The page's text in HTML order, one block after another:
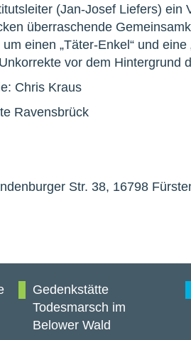
(Jan-Josef Liefers) ein
überraschende
einen „Täter-Enkel“ und eine
vor dem Hintergrund
Chris Kraus
Ravensbrück
Str. 38, 16798
Gedenkstätte
Todesmarsch im
Belower Wald